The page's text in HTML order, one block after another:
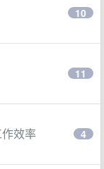
10
11
效率 4